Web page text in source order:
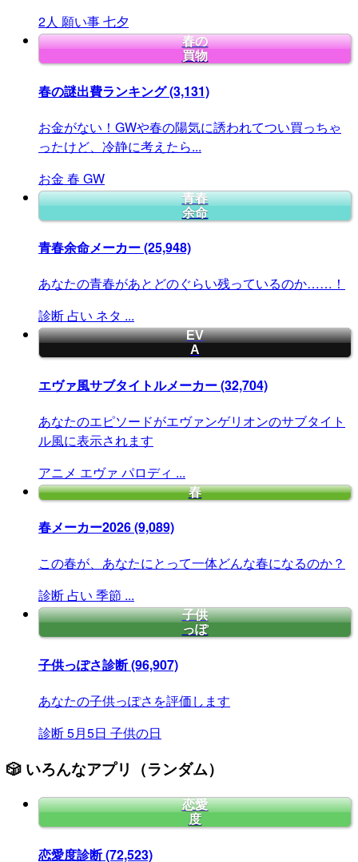
2人 願い事七夕
春の
買物
春の謎出費ランキング(3,131)
お金がない！GWや春の陽気に誘われてつい買っちゃ
ったけど、冷静に考えたら...
お金 春 GW
青春
余命
青春余命メーカー(25,948)
あなたの青春があとどのぐらい残っているのか……！
診断 占い ネタ ...
EV
A
エヴァ風サブタイトルメーカー(32,704)
あなたのエピソードがエヴァンゲリオンのサブタイト
ル風に表示されます
アニメ エヴァ パロディ ...
春
春メーカー2026(9,089)
この春が、あなたにとって一体どんな春になるのか？
診断 占い 季節 ...
子供
っぽ
子供っぽさ診断(96,907)
あなたの子供っぽさを評価します
診断5月5日 子供の日
🎲 いろんなアプリ（ランダム）
恋愛
度
恋愛度診断(72,523)